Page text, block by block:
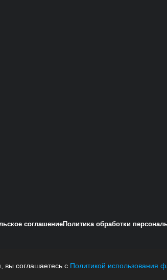
соглашениеПолитика обработки
вы соглашаетесь с Политикой использования